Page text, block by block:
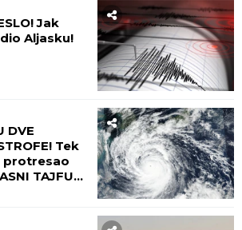
Jak
Aljasku!
DVE
Tek
protresao
TAJFUN: